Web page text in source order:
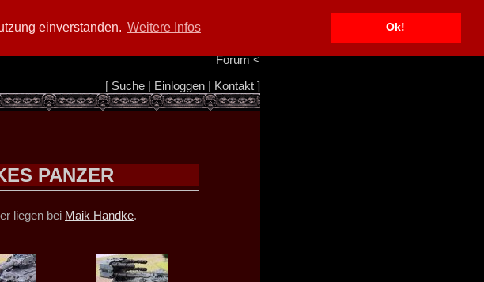
einverstanden. Weitere Infos Ok!
Info/Impressum
Forum<
[ Suche| Einloggen| Kontakt]
PANZER
liegen bei Maik Handke.